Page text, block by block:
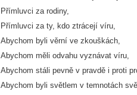
Přímluvci za rodiny,
Přímluvci za ty, kdo ztrácejí víru,
Abychom byli věrní ve zkouškách,
Abychom měli odvahu vyznávat víru,
Abychom stáli pevně v pravdě i proti
Abychom byli světlem v temnotách